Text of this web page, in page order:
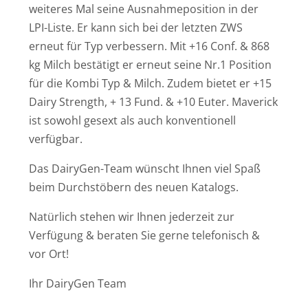
weiteres Mal seine Ausnahmeposition in der
LPI-Liste. Er kann sich bei der letzten ZWS
erneut für Typ verbessern. Mit +16 Conf. & 868
kg Milch bestätigt er erneut seine Nr.1 Position
für die Kombi Typ & Milch. Zudem bietet er +15
Dairy Strength, + 13 Fund. & +10 Euter. Maverick
ist sowohl gesext als auch konventionell
verfügbar.
Das DairyGen-Team wünscht Ihnen viel Spaß
beim Durchstöbern des neuen Katalogs.
Natürlich stehen wir Ihnen jederzeit zur
Verfügung & beraten Sie gerne telefonisch &
vor Ort!
Ihr DairyGen Team